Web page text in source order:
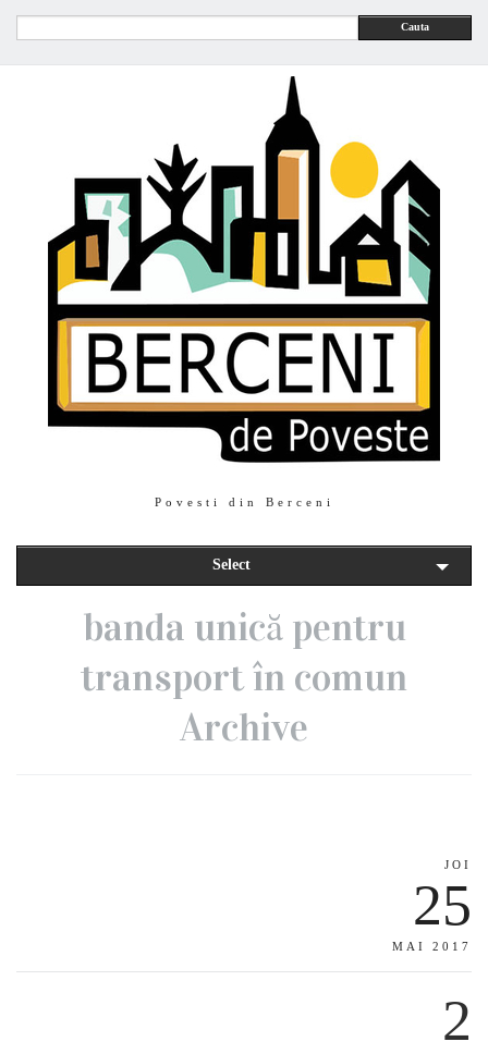
Cauta
Povesti din Berceni
Select
banda unică pentru
transport în comun
Archive
JOI
25
MAI 2017
2